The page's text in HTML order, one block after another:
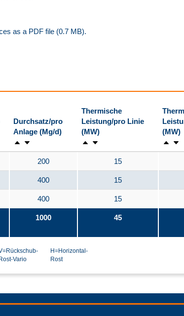
as a PDF file (0.7 MB).
Durchsatz/pro
Anlage (Mg/d)
Thermische
Leistung/pro Linie
(MW)
(MW)
200 15
400 15
400 15
1000 45
Rost-Vario
H=Horizontal-
Rost